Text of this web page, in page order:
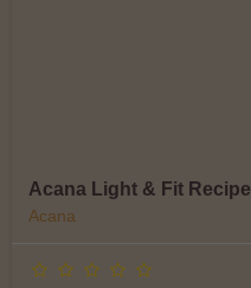
Acana Light & Fit Recipe
Acana